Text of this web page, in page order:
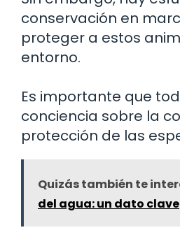
conservación en
proteger a estos
entorno.
Es importante que
conciencia sobre la
protección de las
Quizás también te
del agua: un dato clave